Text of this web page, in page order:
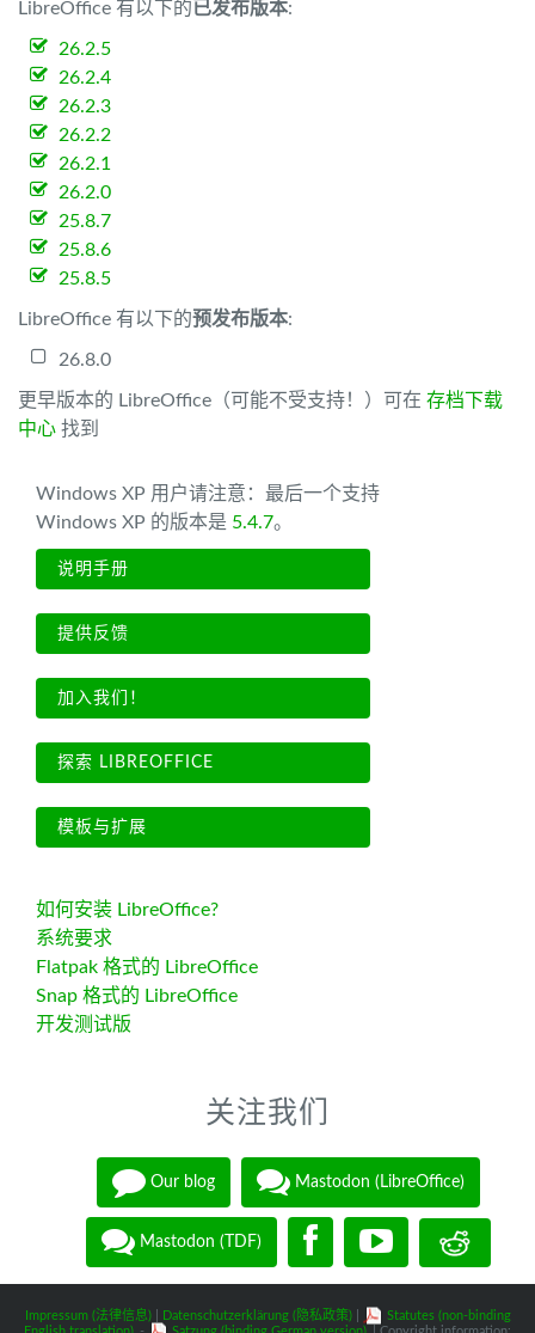
LibreOffice 有以下的已发布版本:
26.2.5
26.2.4
26.2.3
26.2.2
26.2.1
26.2.0
25.8.7
25.8.6
25.8.5
LibreOffice 有以下的预发布版本:
26.8.0
更早版本的 LibreOffice（可能不受支持！）可在 存档下载
中心 找到
Windows XP 用户请注意：最后一个支持
Windows XP 的版本是 5.4.7。
说明手册
提供反馈
加入我们！
探索 LIBREOFFICE
模板与扩展
如何安装 LibreOffice?
系统要求
Flatpak 格式的 LibreOffice
Snap 格式的 LibreOffice
开发测试版
关注我们
Our blog Mastodon (LibreOffice)
Mastodon (TDF)
Impressum (法律信息)| Datenschutzerklärung (隐私政策)|
Statutes (non-binding